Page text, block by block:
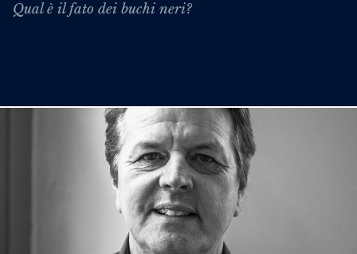
Qual è il fato dei buchi neri?